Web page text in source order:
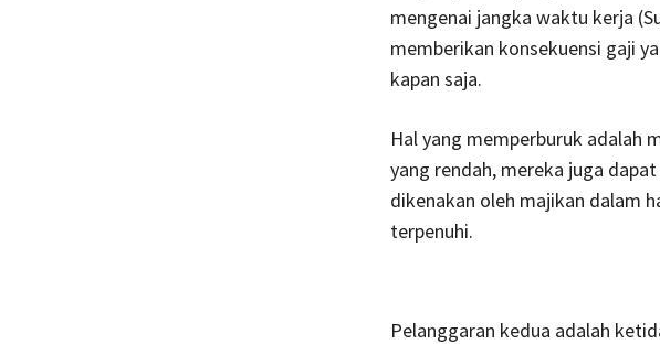
mengenai jangka waktu kerja
memberikan konsekuensi gaji
kapan saja.
Hal yang memperburuk adalah
yang rendah, mereka juga
dikenakan oleh majikan dalam
terpenuhi.
Pelanggaran kedua adalah